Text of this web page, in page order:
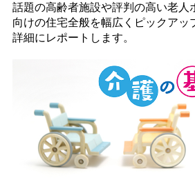
話題の高齢者施設や評判の高い老人
向けの住宅全般を幅広くピックアッ
詳細にレポートします。